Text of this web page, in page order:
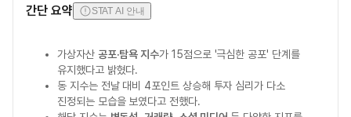
간단 요약 STAT AI 안내
가상자산 공포·탐욕 지수가 15점으로 '극심한 공포' 단계를
유지했다고 밝혔다.
동 지수는 전날 대비 4포인트 상승해 투자 심리가 다소
진정되는 모습을 보였다고 전했다.